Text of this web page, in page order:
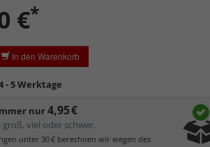
UV-Schutz von ca. 45%
Bildes.
hat eine leichte Grünfärbung
der Weißtöne zu einem dezenten Grünschimmer
Bilder mit hellen Farben empfehlen wir Kunst- oder
€*
In den Warenkorb
- 5 Werktage
nur4,95 €
viel oder schwer.
unter 30 € berechnen wir wegen des